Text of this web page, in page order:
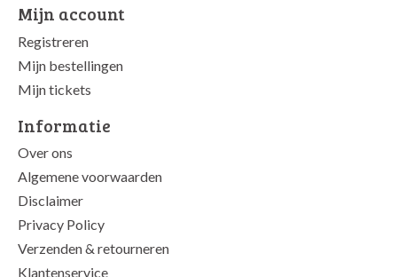
Mijn account
Registreren
Mijn bestellingen
Mijn tickets
Informatie
Over ons
Algemene voorwaarden
Disclaimer
Privacy Policy
Verzenden & retourneren
Klantenservice